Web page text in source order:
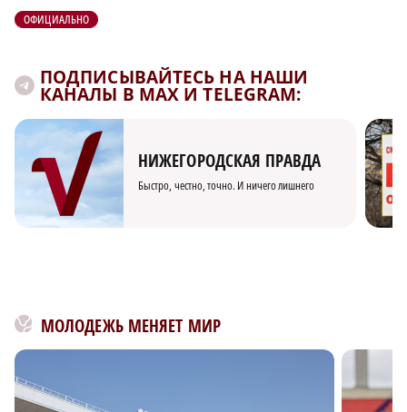
ОФИЦИАЛЬНО
ПОДПИСЫВАЙТЕСЬ НА НАШИ
КАНАЛЫ В MAX И TELEGRAM:
НИЖЕГОРОДСКАЯ ПРАВДА
Быстро, честно, точно. И ничего лишнего
МОЛОДЕЖЬ МЕНЯЕТ МИР